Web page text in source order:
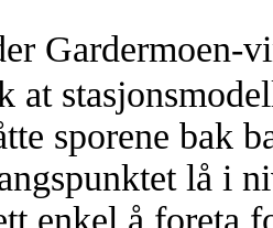
Gardermoen-
at
sporene bak
lå i
enkel å foreta